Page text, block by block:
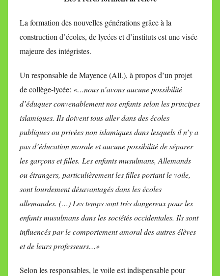
La formation des nouvelles générations grâce à la
construction d’écoles, de lycées et d’instituts est une visée
majeure des intégristes.
Un responsable de Mayence (All.), à propos d’un projet
de collège-lycée: «…nous n’avons aucune possibilité
d’éduquer convenablement nos enfants selon les principes
islamiques. Ils doivent tous aller dans des écoles
publiques ou privées non islamiques dans lesquels il n’y a
pas d’éducation morale et aucune possibilité de séparer
les garçons et filles. Les enfants musulmans, Allemands
ou étrangers, particulièrement les filles portant le voile,
sont lourdement désavantagés dans les écoles
allemandes. (…) Les temps sont très dangereux pour les
enfants musulmans dans les sociétés occidentales. Ils sont
influencés par le comportement amoral des autres élèves
et de leurs professeurs…»
Selon les responsables, le voile est indispensable pour